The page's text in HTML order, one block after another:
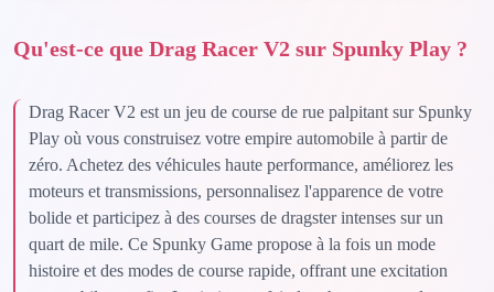
Qu'est-ce que Drag Racer V2 sur Spunky Play ?
Drag Racer V2 est un jeu de course de rue palpitant sur Spunky
Play où vous construisez votre empire automobile à partir de
zéro. Achetez des véhicules haute performance, améliorez les
moteurs et transmissions, personnalisez l'apparence de votre
bolide et participez à des courses de dragster intenses sur un
quart de mile. Ce Spunky Game propose à la fois un mode
histoire et des modes de course rapide, offrant une excitation